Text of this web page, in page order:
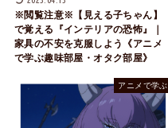
※閲覧注意※【見える子ちゃん】
で覚える『インテリアの恐怖』｜
家具の不安を克服しよう《アニメ
で学ぶ趣味部屋・オタク部屋》
アニメで学ぶ